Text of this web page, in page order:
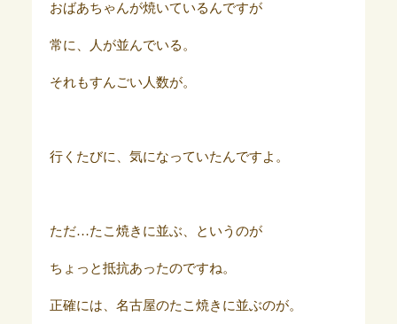
おばあちゃんが焼いているんですが
常に、人が並んでいる。
それもすんごい人数が。
行くたびに、気になっていたんですよ。
ただ…たこ焼きに並ぶ、というのが
ちょっと抵抗あったのですね。
正確には、名古屋のたこ焼きに並ぶのが。